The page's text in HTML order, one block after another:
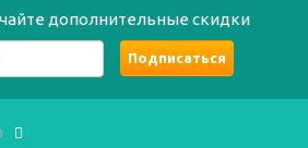
дополнительные скидки